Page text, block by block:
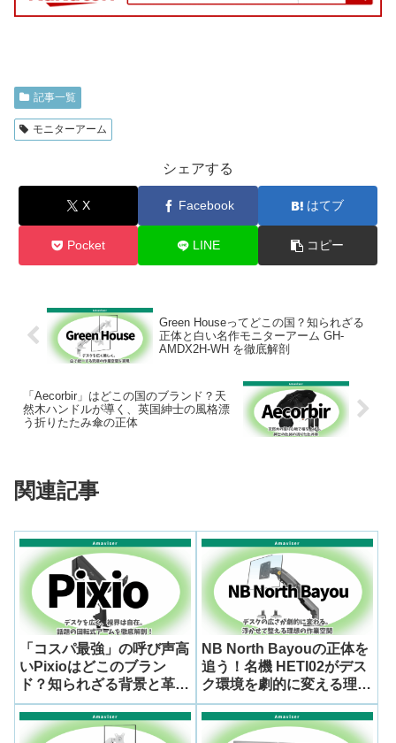
記事一覧
モニターアーム
シェアする
X Facebook はてブ
Pocket LINE コピー
Green Houseってどこの国？知られざる
正体と白い名作モニターアーム GH-
AMDX2H-WH を徹底解剖
「Aecorbir」はどこの国のブランド？天
然木ハンドルが導く、英国紳士の風格漂
う折りたたみ傘の正体
関連記事
「コスパ最強」の呼び声高
いPixioはどこのブラン
ド？知られざる背景と革新
的な回転式モニターアーム
の魅力を徹底解剖！
NB North Bayouの正体を
追う！名機 HETI02がデス
ク環境を劇的に変える理由
を検証